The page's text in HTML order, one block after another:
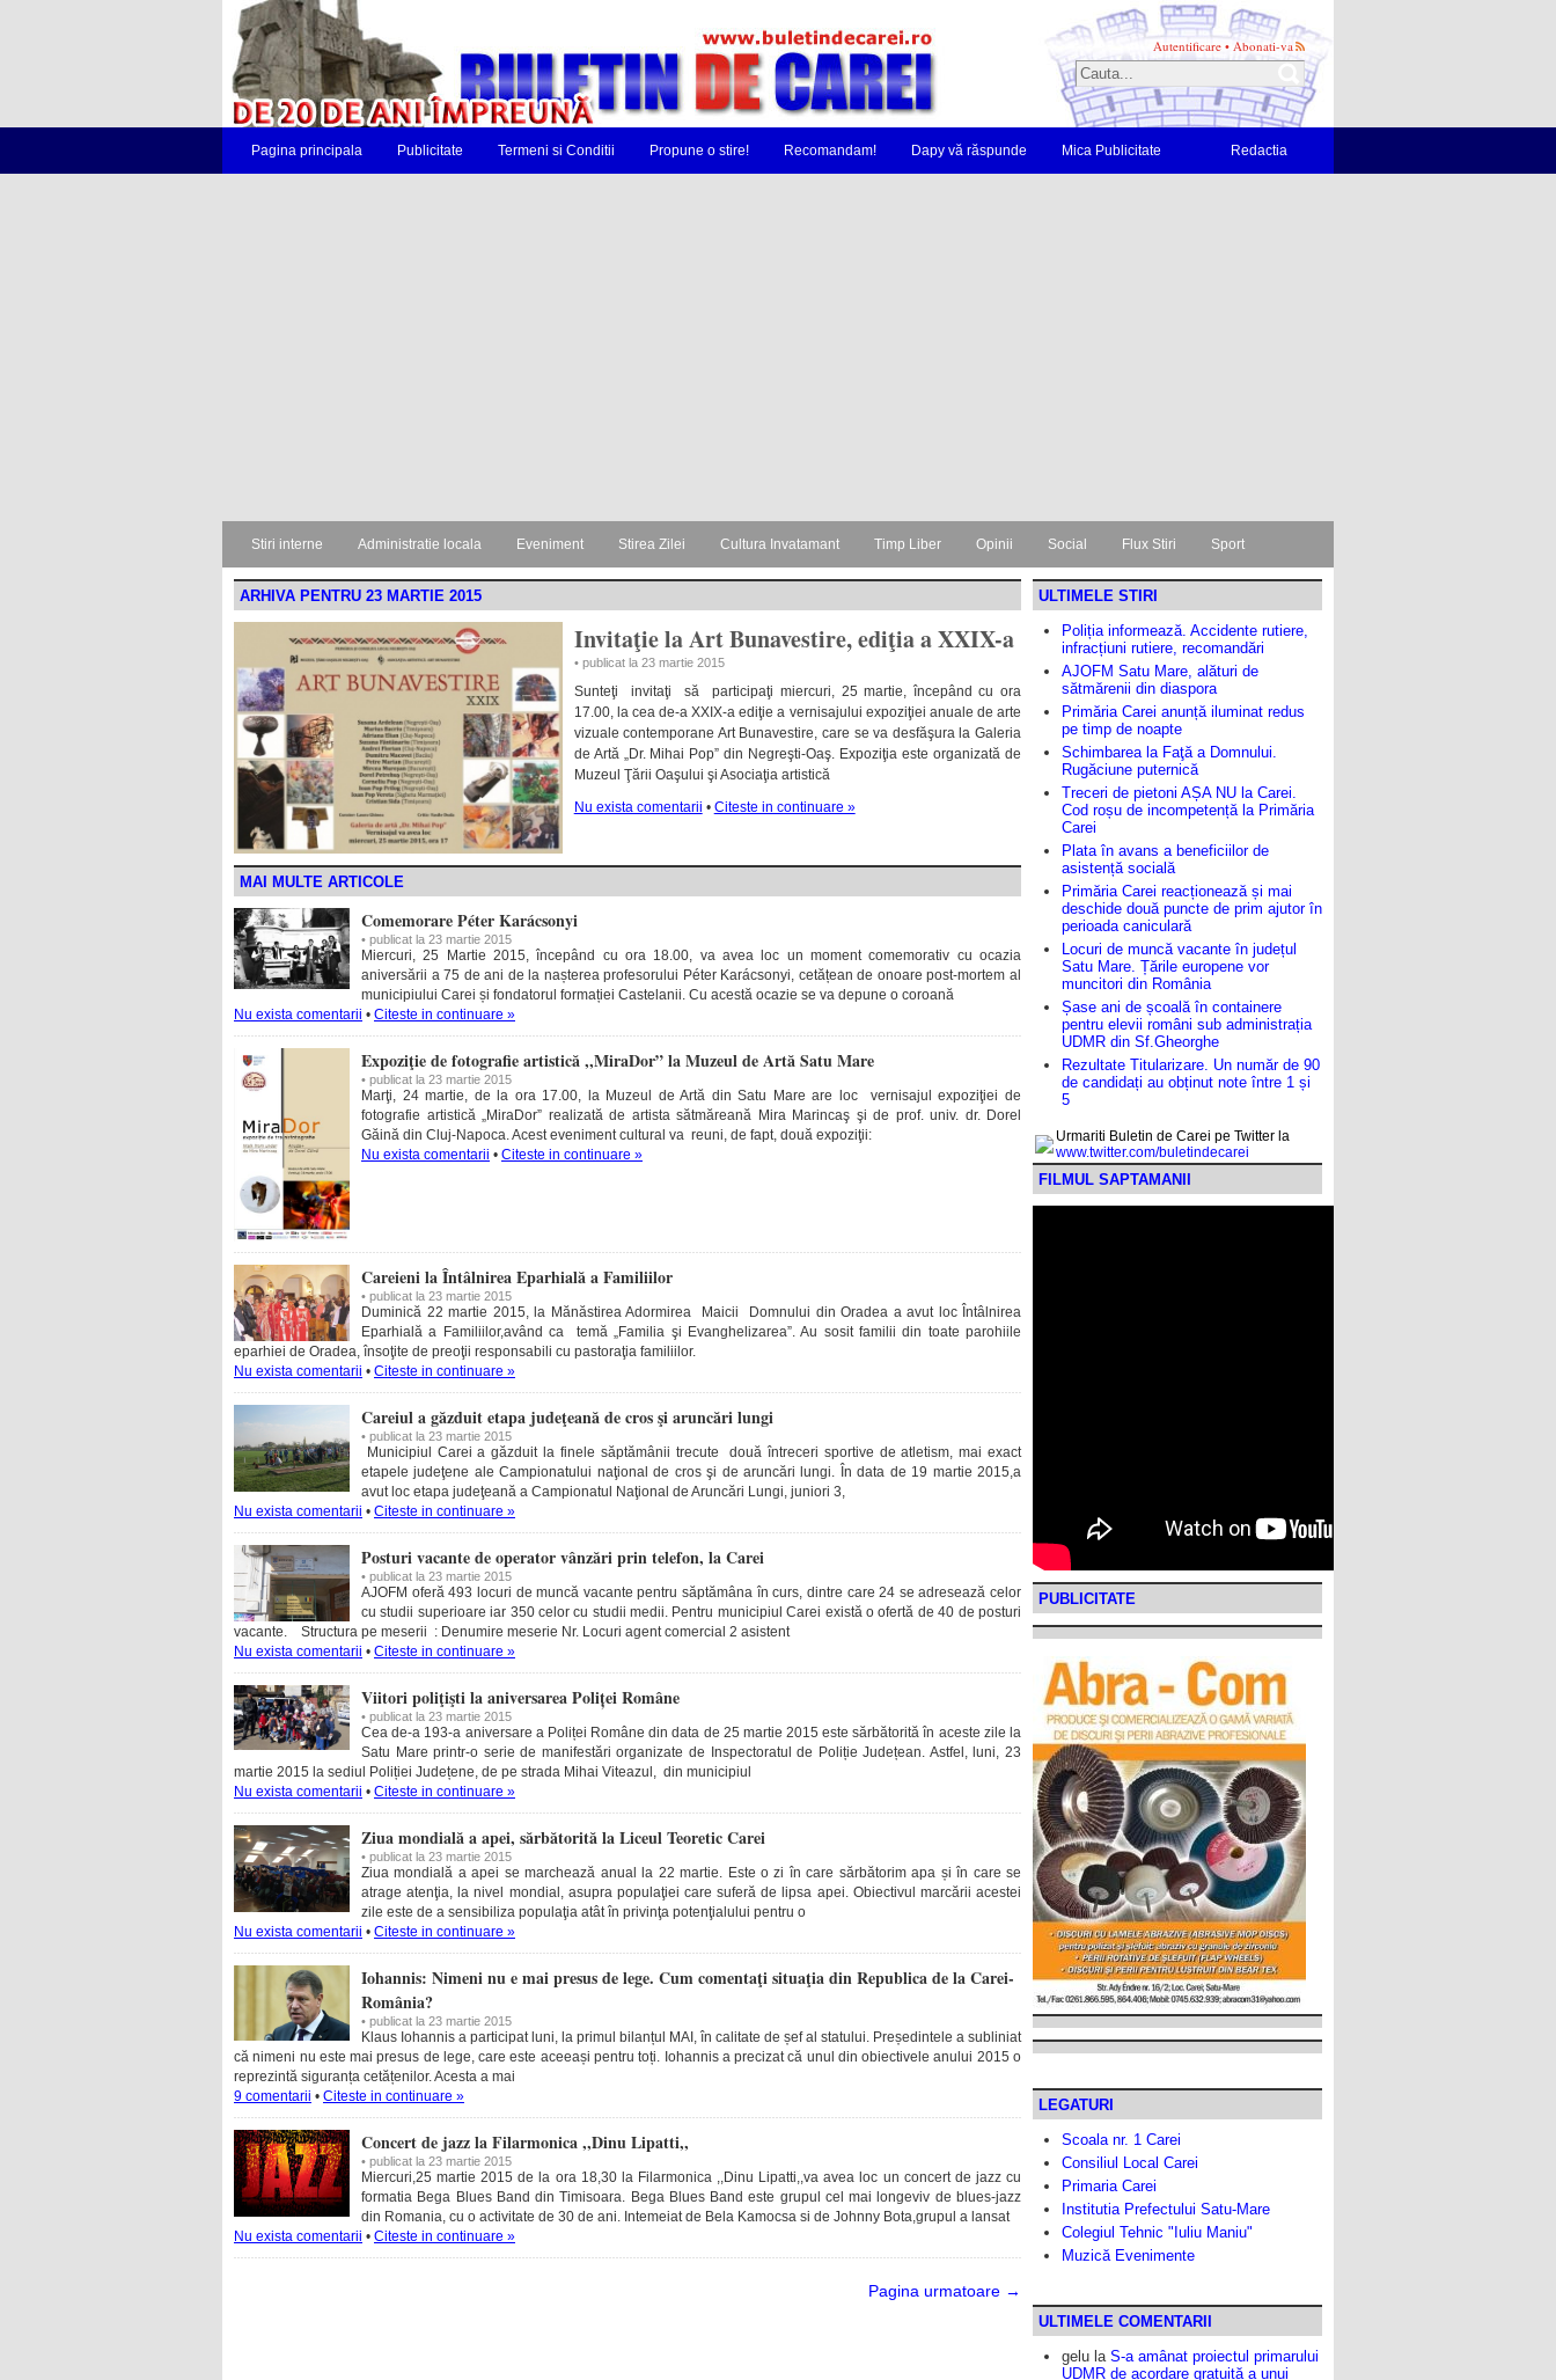
Autentificare • Abonati-va
Pagina principala Publicitate Termeni si Conditii Propune o stire! Recomandam! Dapy vă răspunde Mica Publicitate Redactia
Stiri interne Administratie locala Eveniment Stirea Zilei Cultura Invatamant Timp Liber Opinii Social Flux Stiri Sport
ARHIVA PENTRU 23 MARTIE 2015
Invitaţie la Art Bunavestire, ediţia a XXIX-a
• publicat la 23 martie 2015
Sunteţi invitaţi să participaţi miercuri, 25 martie, începând cu ora
17.00, la cea de-a XXIX-a ediţie a vernisajului expoziţiei anuale de arte
vizuale contemporane Art Bunavestire, care se va desfăşura la Galeria
de Artă „Dr. Mihai Pop” din Negreşti-Oaş. Expoziţia este organizată de
Muzeul Ţării Oaşului şi Asociaţia artistică
Nu exista comentarii • Citeste in continuare »
MAI MULTE ARTICOLE
Comemorare Péter Karácsonyi
• publicat la 23 martie 2015
Miercuri, 25 Martie 2015, începând cu ora 18.00, va avea loc un moment comemorativ cu ocazia
aniversării a 75 de ani de la nașterea profesorului Péter Karácsonyi, cetățean de onoare post-mortem al
municipiului Carei și fondatorul formației Castelanii. Cu acestă ocazie se va depune o coroană
Nu exista comentarii • Citeste in continuare »
Expoziţie de fotografie artistică ,,MiraDor” la Muzeul de Artă Satu Mare
• publicat la 23 martie 2015
Marţi, 24 martie, de la ora 17.00, la Muzeul de Artă din Satu Mare are loc vernisajul expoziţiei de
fotografie artistică „MiraDor” realizată de artista sătmăreană Mira Marincaş şi de prof. univ. dr. Dorel
Găină din Cluj-Napoca. Acest eveniment cultural va reuni, de fapt, două expoziţii:
Nu exista comentarii • Citeste in continuare »
Careieni la Întâlnirea Eparhială a Familiilor
• publicat la 23 martie 2015
Duminică 22 martie 2015, la Mănăstirea Adormirea Maicii Domnului din Oradea a avut loc Întâlnirea
Eparhială a Familiilor,având ca temă „Familia şi Evanghelizarea”. Au sosit familii din toate parohiile
eparhiei de Oradea, însoţite de preoţii responsabili cu pastoraţia familiilor.
Nu exista comentarii • Citeste in continuare »
Careiul a găzduit etapa judeţeană de cros şi aruncări lungi
• publicat la 23 martie 2015
Municipiul Carei a găzduit la finele săptămânii trecute două întreceri sportive de atletism, mai exact
etapele judeţene ale Campionatului naţional de cros şi de aruncări lungi. În data de 19 martie 2015,a
avut loc etapa judeţeană a Campionatul Naţional de Aruncări Lungi, juniori 3,
Nu exista comentarii • Citeste in continuare »
Posturi vacante de operator vânzări prin telefon, la Carei
• publicat la 23 martie 2015
AJOFM oferă 493 locuri de muncă vacante pentru săptămâna în curs, dintre care 24 se adresează celor
cu studii superioare iar 350 celor cu studii medii. Pentru municipiul Carei există o ofertă de 40 de posturi
vacante. Structura pe meserii : Denumire meserie Nr. Locuri agent comercial 2 asistent
Nu exista comentarii • Citeste in continuare »
Viitori poliţişti la aniversarea Poliței Române
• publicat la 23 martie 2015
Cea de-a 193-a aniversare a Poliței Române din data de 25 martie 2015 este sărbătorită în aceste zile la
Satu Mare printr-o serie de manifestări organizate de Inspectoratul de Poliție Județean. Astfel, luni, 23
martie 2015 la sediul Poliției Județene, de pe strada Mihai Viteazul, din municipiul
Nu exista comentarii • Citeste in continuare »
Ziua mondială a apei, sărbătorită la Liceul Teoretic Carei
• publicat la 23 martie 2015
Ziua mondială a apei se marchează anual la 22 martie. Este o zi în care sărbătorim apa și în care se
atrage atenţia, la nivel mondial, asupra populaţiei care suferă de lipsa apei. Obiectivul marcării acestei
zile este de a sensibiliza populaţia atât în privinţa potenţialului pentru o
Nu exista comentarii • Citeste in continuare »
Iohannis: Nimeni nu e mai presus de lege. Cum comentaţi situaţia din Republica de la Carei-
România?
• publicat la 23 martie 2015
Klaus Iohannis a participat luni, la primul bilanțul MAI, în calitate de șef al statului. Președintele a subliniat
că nimeni nu este mai presus de lege, care este aceeași pentru toți. Iohannis a precizat că unul din obiectivele anului 2015 o
reprezintă siguranța cetățenilor. Acesta a mai
9 comentarii • Citeste in continuare »
Concert de jazz la Filarmonica ,,Dinu Lipatti,,
• publicat la 23 martie 2015
Miercuri,25 martie 2015 de la ora 18,30 la Filarmonica ,,Dinu Lipatti,,va avea loc un concert de jazz cu
formatia Bega Blues Band din Timisoara. Bega Blues Band este grupul cel mai longeviv de blues-jazz
din Romania, cu o activitate de 30 de ani. Intemeiat de Bela Kamocsa si de Johnny Bota,grupul a lansat
Nu exista comentarii • Citeste in continuare »
Pagina urmatoare →
ULTIMELE STIRI
Poliția informează. Accidente rutiere,
infracțiuni rutiere, recomandări
AJOFM Satu Mare, alături de
sătmărenii din diaspora
Primăria Carei anunță iluminat redus
pe timp de noapte
Schimbarea la Faţă a Domnului.
Rugăciune puternică
Treceri de pietoni AȘA NU la Carei.
Cod roșu de incompetență la Primăria
Carei
Plata în avans a beneficiilor de
asistență socială
Primăria Carei reacționează și mai
deschide două puncte de prim ajutor în
perioada caniculară
Locuri de muncă vacante în județul
Satu Mare. Țările europene vor
muncitori din România
Șase ani de școală în containere
pentru elevii români sub administrația
UDMR din Sf.Gheorghe
Rezultate Titularizare. Un număr de 90
de candidați au obținut note între 1 și
5
Urmariti Buletin de Carei pe Twitter la
www.twitter.com/buletindecarei
FILMUL SAPTAMANII
PUBLICITATE
LEGATURI
Scoala nr. 1 Carei
Consiliul Local Carei
Primaria Carei
Institutia Prefectului Satu-Mare
Colegiul Tehnic "Iuliu Maniu"
Muzică Evenimente
ULTIMELE COMENTARII
gelu la S-a amânat proiectul primarului
UDMR de acordare gratuită a unui